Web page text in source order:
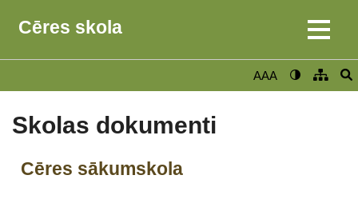
Cēres skola
AAA
Skolas dokumenti
Cēres sākumskola